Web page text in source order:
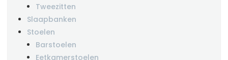
Tweezitten
Slaapbanken
Stoelen
Barstoelen
Eetkamerstoelen